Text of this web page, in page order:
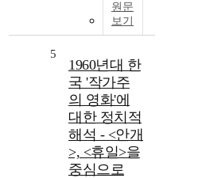
원문
보기
5
1960년대 한
국 '작가주
의 영화'에
대한 정치적
해석 - <안개
>, <휴일>을
중심으로